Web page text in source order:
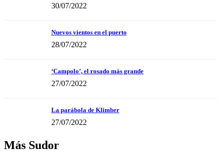
30/07/2022
Nuevos vientos en el puerto
28/07/2022
‘Campolo’, el rosado más grande
27/07/2022
La parábola de Klimber
27/07/2022
Más Sudor